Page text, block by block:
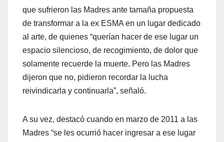
que sufrieron las Madres ante tamaña propuesta
de transformar a la ex ESMA en un lugar dedicado
al arte, de quienes “querían hacer de ese lugar un
espacio silencioso, de recogimiento, de dolor que
solamente recuerde la muerte. Pero las Madres
dijeron que no, pidieron recordar la lucha
reivindicarla y continuarla”, señaló.
A su vez, destacó cuando en marzo de 2011 a las
Madres “se les ocurrió hacer ingresar a ese lugar